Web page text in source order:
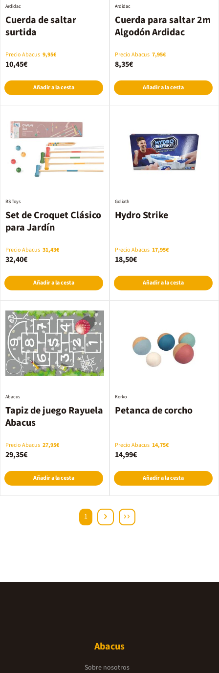
Cuerda de saltar
surtida
Ardidac
Precio Abacus 9,95€
10,45€
Añadir a la cesta
Cuerda para saltar 2m
Algodón Ardidac
Ardidac
Precio Abacus 7,95€
8,35€
Añadir a la cesta
Set de Croquet Clásico
para Jardín
BS Toys
Precio Abacus 31,43€
32,40€
Añadir a la cesta
Hydro Strike
Goliath
Precio Abacus 17,95€
18,50€
Añadir a la cesta
Tapiz de juego Rayuela
Abacus
Abacus
Precio Abacus 27,95€
29,35€
Añadir a la cesta
Petanca de corcho
Korko
Precio Abacus 14,75€
14,99€
Añadir a la cesta
1
Abacus
Sobre nosotros